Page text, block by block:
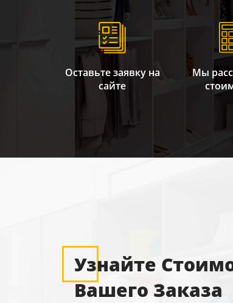
Оставьте заявку на
сайте
Мы
Узнайте
Вашего Заказа